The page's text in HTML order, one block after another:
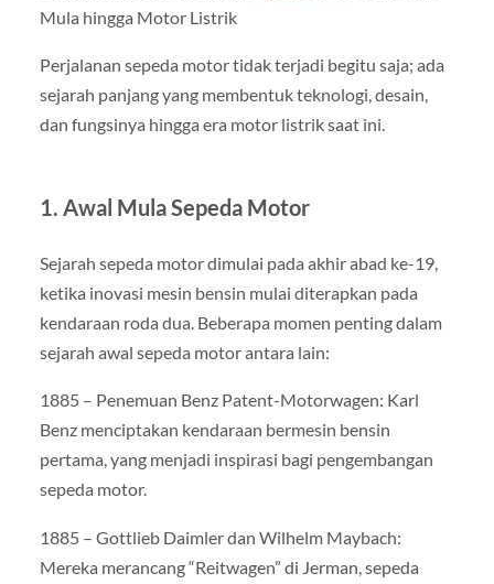
Mula hingga Motor Listrik
Perjalanan sepeda motor tidak terjadi begitu saja; ada
sejarah panjang yang membentuk teknologi, desain,
dan fungsinya hingga era motor listrik saat ini.
1. Awal Mula Sepeda Motor
Sejarah sepeda motor dimulai pada akhir abad ke-19,
ketika inovasi mesin bensin mulai diterapkan pada
kendaraan roda dua. Beberapa momen penting dalam
sejarah awal sepeda motor antara lain:
1885 – Penemuan Benz Patent-Motorwagen: Karl
Benz menciptakan kendaraan bermesin bensin
pertama, yang menjadi inspirasi bagi pengembangan
sepeda motor.
1885 – Gottlieb Daimler dan Wilhelm Maybach:
Mereka merancang “Reitwagen” di Jerman, sepeda